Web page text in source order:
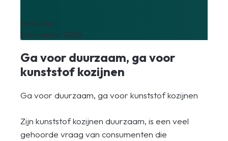
Nedkozijn
3 december 2025
Ga voor duurzaam, ga voor
kunststof kozijnen
Ga voor duurzaam, ga voor kunststof kozijnen
Zijn kunststof kozijnen duurzaam, is een veel
gehoorde vraag van consumenten die